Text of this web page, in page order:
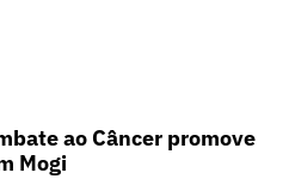
ao Câncer promove
Mogi